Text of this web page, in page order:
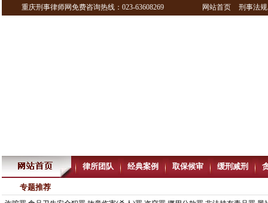
重庆刑事律师网免费咨询热线：023-63608269 网站首页 刑事法规
律所团队 经典案例 取保候审 缓刑减刑
专题推荐